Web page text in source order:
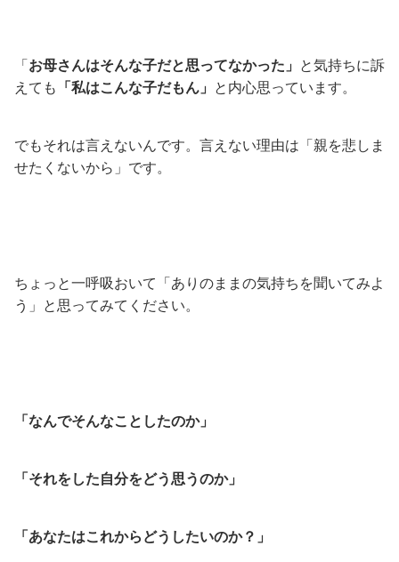
「お母さんはそんな子だと思ってなかった」 と気持ちに訴
えても 「私はこんな子だもん」 と内心思っています。
でもそれは言えないんです。言えない理由は「親を悲しま
せたくないから」です。
ちょっと一呼吸おいて「ありのままの気持ちを聞いてみよ
う」と思ってみてください。
「なんでそんなことしたのか」
「それをした自分をどう思うのか」
「あなたはこれからどうしたいのか？」